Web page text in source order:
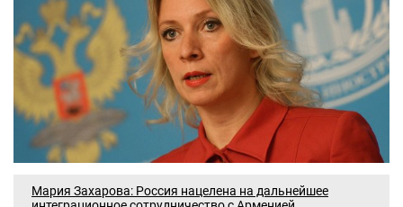
Мария Захарова: Россия нацелена на дальнейшее